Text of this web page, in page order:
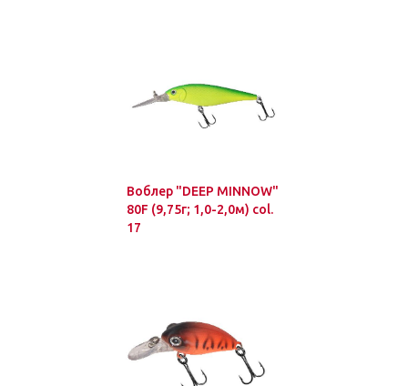
Воблер "DEEP MINNOW"
80F (9,75г; 1,0-2,0м) col.
17